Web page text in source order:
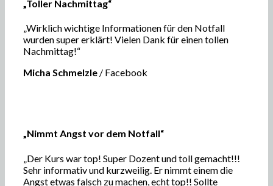
„Toller Nachmittag“
„Wirklich wichtige Informationen für den Notfall
wurden super erklärt! Vielen Dank für einen tollen
Nachmittag!“
Micha Schmelzle / Facebook
„Nimmt Angst vor dem Notfall“
„Der Kurs war top! Super Dozent und toll gemacht!!!
Sehr informativ und kurzweilig. Er nimmt einem die
Angst etwas falsch zu machen, echt top!! Sollte